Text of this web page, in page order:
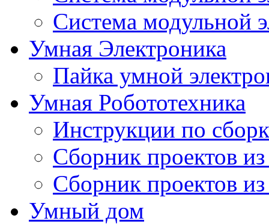
Система модульной
Умная Электроника
Пайка умной
Умная Робототехника
Инструкции по
Сборник проектов
Сборник проектов
Умный дом